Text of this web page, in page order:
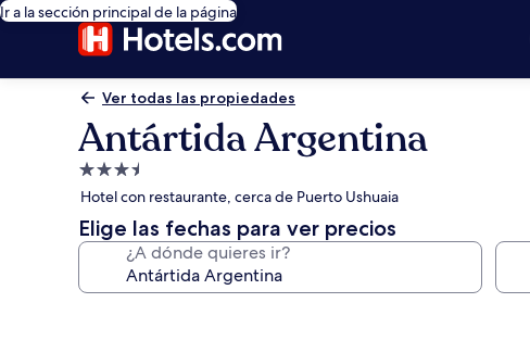
Ir a la sección principal de la página
Ver todas las propiedades
Antártida Argentina
Propiedad
de
3.5
estrellas
Hotel con restaurante, cerca de Puerto Ushuaia
Elige las fechas para ver precios
¿A dónde quieres ir?